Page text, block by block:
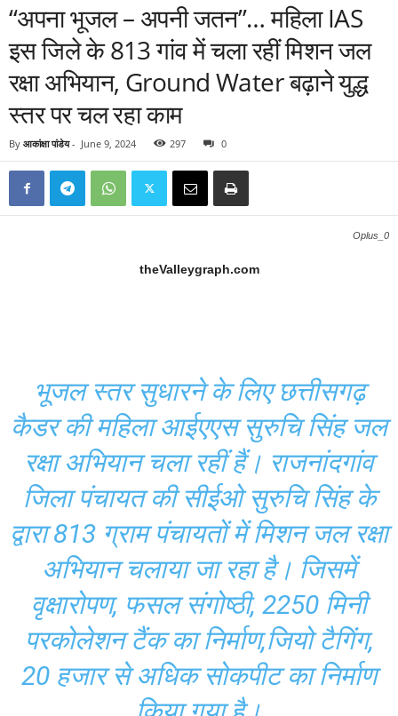
“अपना भूजल – अपनी जतन”… महिला IAS
इस जिले के 813 गांव में चला रहीं मिशन जल
रक्षा अभियान, Ground Water बढ़ाने युद्ध
स्तर पर चल रहा काम
By आकांक्षा पांडेय- June 9, 2024 297 0
Oplus_0
theValleygraph.com
भूजल स्तर सुधारने के लिए छत्तीसगढ़
कैडर की महिला आईएएस सुरुचि सिंह जल
रक्षा अभियान चला रहीं हैं। राजनांदगांव
जिला पंचायत की सीईओ सुरुचि सिंह के
द्वारा 813 ग्राम पंचायतों में मिशन जल रक्षा
अभियान चलाया जा रहा है। जिसमें
वृक्षारोपण, फसल संगोष्ठी, 2250 मिनी
परकोलेशन टैंक का निर्माण,जियो टैगिंग,
20 हजार से अधिक सोकपीट का निर्माण